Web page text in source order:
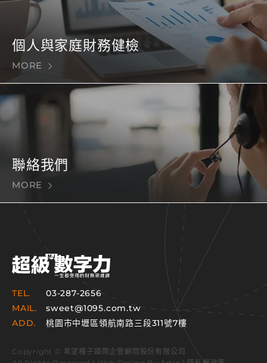
個人與家庭財務健檢
MORE
聯絡我們
MORE
TEL.
03-287-2656
MAIL.
sweet@1095.com.tw
ADD.
桃園市中壢區領航南路三段311號7樓
Copyright © 希望種子國際企管顧問股份有限公司